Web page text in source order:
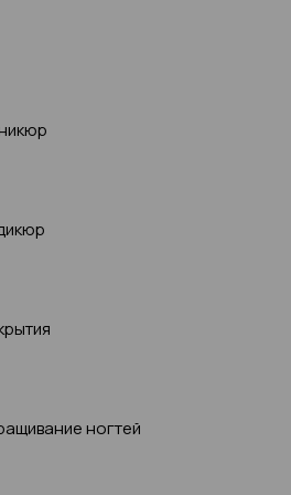
ногтей